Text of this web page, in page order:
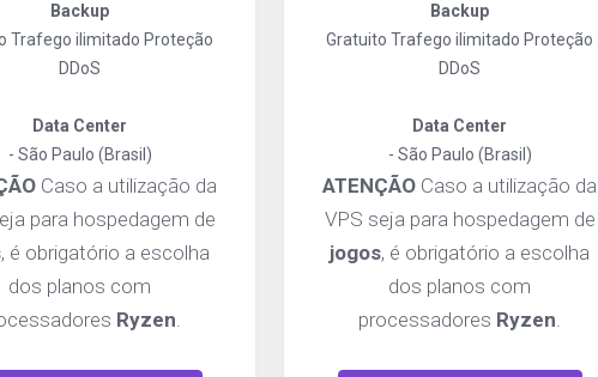
Caso a utilização da
para hospedagem de
, é obrigatório a escolha
dos planos com
Ryzen.
Backup
Trafego ilimitado Proteção
DDoS
Data Center
- São Paulo (Brasil)
ATENÇÃO Caso a utilização da
VPS seja para hospedagem de
jogos, é obrigatório a escolha
dos planos com
processadores Ryzen.
Backup
Gratuito Trafego ilimitado Proteção
DDoS
Data Center
- São Paulo (Brasil)